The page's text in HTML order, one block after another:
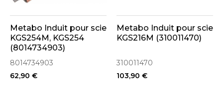
Metabo Induit pour scie
KGS254M, KGS254
(8014734903)
8014734903
62,90 €
Metabo Induit pour scie
KGS216M (310011470)
310011470
103,90 €